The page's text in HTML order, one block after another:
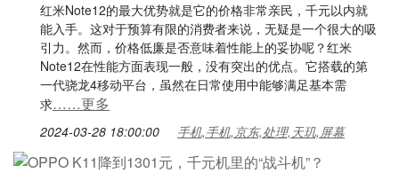
红米Note12的最大优势就是它的价格非常亲民，千元以内就
能入手。这对于预算有限的消费者来说，无疑是一个很大的吸
引力。然而，价格低廉是否意味着性能上的妥协呢？红米
Note12在性能方面表现一般，没有突出的优点。它搭载的第
一代骁龙4移动平台，虽然在日常使用中能够满足基本需
求……更多
2024-03-28 18:00:00 手机,手机,京东,处理,天玑,屏幕